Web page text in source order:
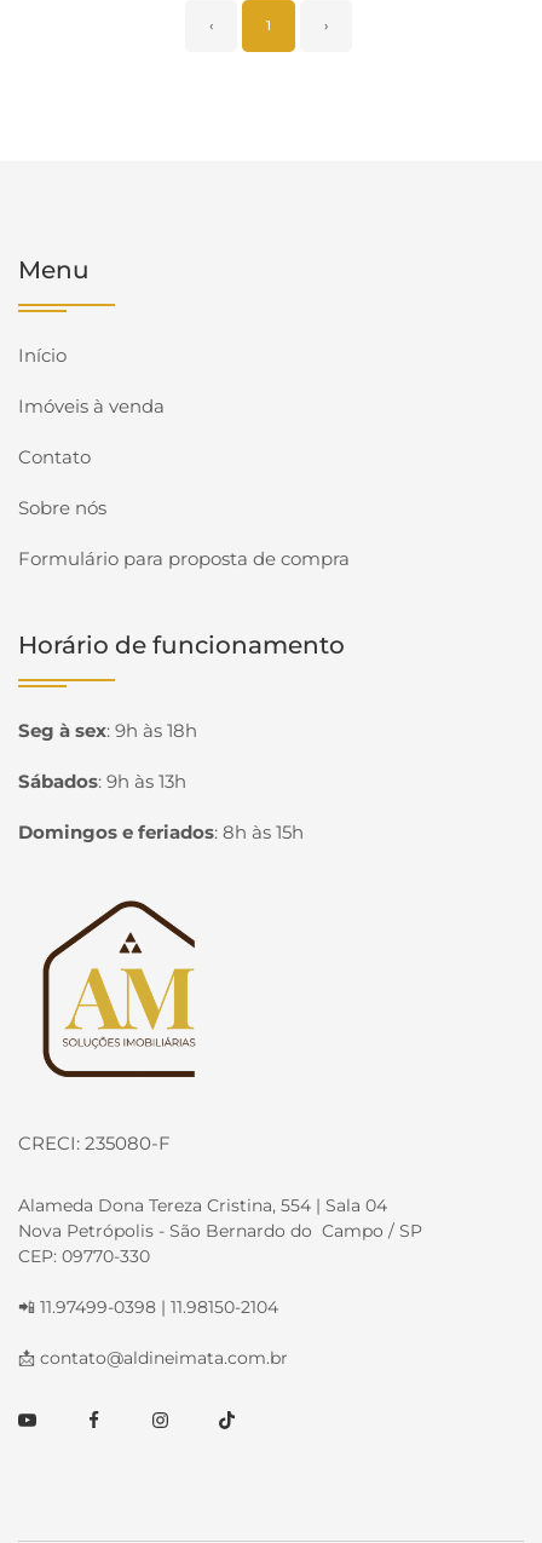
‹ 1 ›
Menu
Início
Imóveis à venda
Contato
Sobre nós
Formulário para proposta de compra
Horário de funcionamento
Seg à sex: 9h às 18h
Sábados: 9h às 13h
Domingos e feriados: 8h às 15h
Página inicial
CRECI: 235080-F
Alameda Dona Tereza Cristina, 554 | Sala 04
Nova Petrópolis - São Bernardo do Campo / SP
CEP: 09770-330
📲 11.97499-0398 | 11.98150-2104
📩 contato@aldineimata.com.br
YoutubeFacebookInstagramTikTok